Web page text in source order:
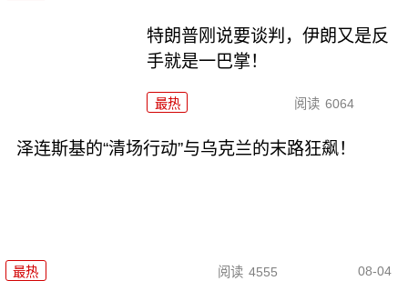
特朗普刚说要谈判，伊朗又是反
手就是一巴掌！
最热 阅读 6064
泽连斯基的“清场行动”与乌克兰的末路狂飙！
最热 阅读 4555 08-04